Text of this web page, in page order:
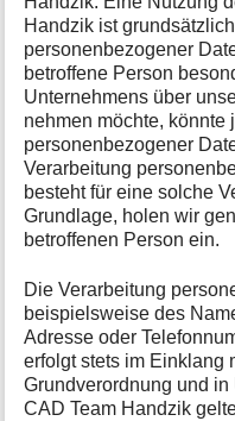
t
i
o
n
e
n
z
u
r
S
e
t
e
Handzik ist
personenbezogener
betroffene Person
Unternehmens über
nehmen möchte, könnte
personenbezogener
Verarbeitung
besteht für eine solche
Grundlage, holen wir
betroffenen Person ein.
Die Verarbeitung
beispielsweise des
Adresse oder
erfolgt stets im Einklang
Grundverordnung und
CAD Team Handzik